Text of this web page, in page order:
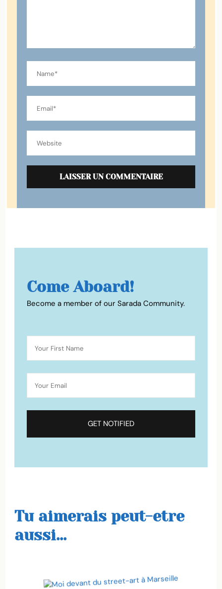
Come Aboard!
Become a member of our Sarada Community.
Tu aimerais peut-etre
aussi...